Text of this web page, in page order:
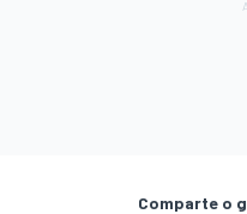
Comparte o